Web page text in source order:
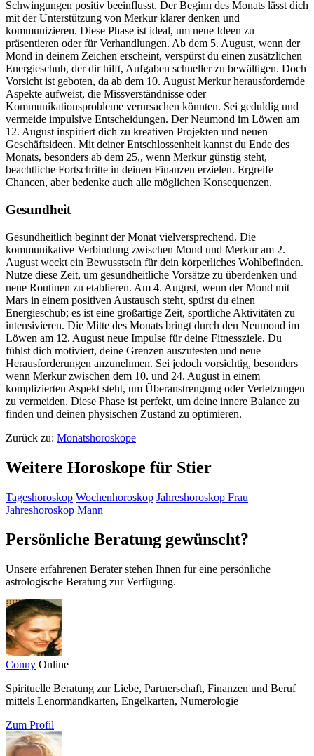
Schwingungen positiv beeinflusst. Der Beginn des Monats lässt dich
mit der Unterstützung von Merkur klarer denken und
kommunizieren. Diese Phase ist ideal, um neue Ideen zu
präsentieren oder für Verhandlungen. Ab dem 5. August, wenn der
Mond in deinem Zeichen erscheint, verspürst du einen zusätzlichen
Energieschub, der dir hilft, Aufgaben schneller zu bewältigen. Doch
Vorsicht ist geboten, da ab dem 10. August Merkur herausfordernde
Aspekte aufweist, die Missverständnisse oder
Kommunikationsprobleme verursachen könnten. Sei geduldig und
vermeide impulsive Entscheidungen. Der Neumond im Löwen am
12. August inspiriert dich zu kreativen Projekten und neuen
Geschäftsideen. Mit deiner Entschlossenheit kannst du Ende des
Monats, besonders ab dem 25., wenn Merkur günstig steht,
beachtliche Fortschritte in deinen Finanzen erzielen. Ergreife
Chancen, aber bedenke auch alle möglichen Konsequenzen.
Gesundheit
Gesundheitlich beginnt der Monat vielversprechend. Die
kommunikative Verbindung zwischen Mond und Merkur am 2.
August weckt ein Bewusstsein für dein körperliches Wohlbefinden.
Nutze diese Zeit, um gesundheitliche Vorsätze zu überdenken und
neue Routinen zu etablieren. Am 4. August, wenn der Mond mit
Mars in einem positiven Austausch steht, spürst du einen
Energieschub; es ist eine großartige Zeit, sportliche Aktivitäten zu
intensivieren. Die Mitte des Monats bringt durch den Neumond im
Löwen am 12. August neue Impulse für deine Fitnessziele. Du
fühlst dich motiviert, deine Grenzen auszutesten und neue
Herausforderungen anzunehmen. Sei jedoch vorsichtig, besonders
wenn Merkur zwischen dem 10. und 24. August in einem
komplizierten Aspekt steht, um Überanstrengung oder Verletzungen
zu vermeiden. Diese Phase ist perfekt, um deine innere Balance zu
finden und deinen physischen Zustand zu optimieren.
Zurück zu: Monatshoroskope
Weitere Horoskope für Stier
Tageshoroskop Wochenhoroskop Jahreshoroskop Frau
Jahreshoroskop Mann
Persönliche Beratung gewünscht?
Unsere erfahrenen Berater stehen Ihnen für eine persönliche
astrologische Beratung zur Verfügung.
Conny Online
Spirituelle Beratung zur Liebe, Partnerschaft, Finanzen und Beruf
mittels Lenormandkarten, Engelkarten, Numerologie
Zum Profil